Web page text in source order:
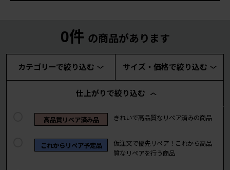
0件 の商品があります
カテゴリーで絞り込む サイズ・価格で絞り込む
仕上がりで絞り込む
高品質リペア済み品 きれいで高品質なリペア済みの商品
これからリペア予定品
仮注文で優先リペア！これから高品
質なリペアを行う商品